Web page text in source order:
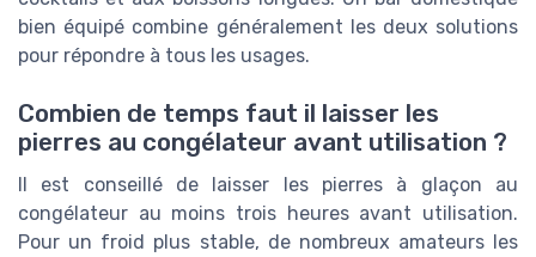
bien équipé combine généralement les deux solutions
pour répondre à tous les usages.
Combien de temps faut il laisser les
pierres au congélateur avant utilisation ?
Il est conseillé de laisser les pierres à glaçon au
congélateur au moins trois heures avant utilisation.
Pour un froid plus stable, de nombreux amateurs les